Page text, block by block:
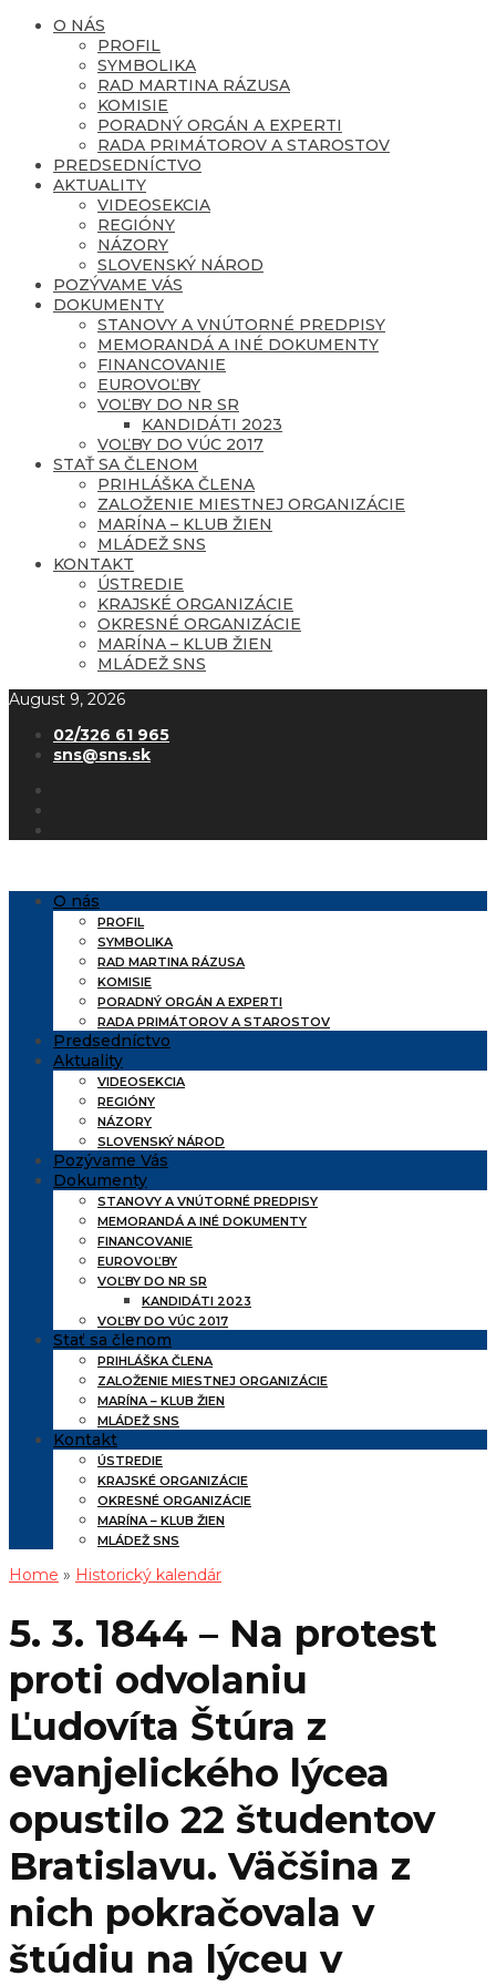
O NÁS
PROFIL
SYMBOLIKA
RAD MARTINA RÁZUSA
KOMISIE
PORADNÝ ORGÁN A EXPERTI
RADA PRIMÁTOROV A STAROSTOV
PREDSEDNÍCTVO
AKTUALITY
VIDEOSEKCIA
REGIÓNY
NÁZORY
SLOVENSKÝ NÁROD
POZÝVAME VÁS
DOKUMENTY
STANOVY A VNÚTORNÉ PREDPISY
MEMORANDÁ A INÉ DOKUMENTY
FINANCOVANIE
EUROVOĽBY
VOĽBY DO NR SR
KANDIDÁTI 2023
VOĽBY DO VÚC 2017
STAŤ SA ČLENOM
PRIHLÁŠKA ČLENA
ZALOŽENIE MIESTNEJ ORGANIZÁCIE
MARÍNA – KLUB ŽIEN
MLÁDEŽ SNS
KONTAKT
ÚSTREDIE
KRAJSKÉ ORGANIZÁCIE
OKRESNÉ ORGANIZÁCIE
MARÍNA – KLUB ŽIEN
MLÁDEŽ SNS
August 9, 2026
02/326 61 965
sns@sns.sk
O nás
PROFIL
SYMBOLIKA
RAD MARTINA RÁZUSA
KOMISIE
PORADNÝ ORGÁN A EXPERTI
RADA PRIMÁTOROV A STAROSTOV
Predsedníctvo
Aktuality
VIDEOSEKCIA
REGIÓNY
NÁZORY
SLOVENSKÝ NÁROD
Pozývame Vás
Dokumenty
STANOVY A VNÚTORNÉ PREDPISY
MEMORANDÁ A INÉ DOKUMENTY
FINANCOVANIE
EUROVOĽBY
VOĽBY DO NR SR
KANDIDÁTI 2023
VOĽBY DO VÚC 2017
Stať sa členom
PRIHLÁŠKA ČLENA
ZALOŽENIE MIESTNEJ ORGANIZÁCIE
MARÍNA – KLUB ŽIEN
MLÁDEŽ SNS
Kontakt
ÚSTREDIE
KRAJSKÉ ORGANIZÁCIE
OKRESNÉ ORGANIZÁCIE
MARÍNA – KLUB ŽIEN
MLÁDEŽ SNS
Home » Historický kalendár
5. 3. 1844 – Na protest
proti odvolaniu
Ľudovíta Štúra z
evanjelického lýcea
opustilo 22 študentov
Bratislavu. Väčšina z
nich pokračovala v
štúdiu na lýceu v